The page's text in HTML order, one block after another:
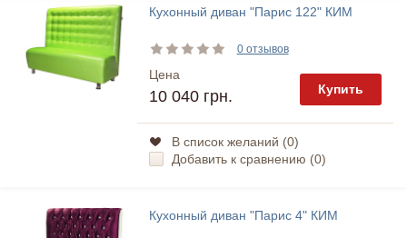
Кухонный диван "Парис 122" КИМ
0 отзывов
Цена
10 040 грн. Купить
В список желаний (0)
Добавить к сравнению (0)
Кухонный диван "Парис 4" КИМ